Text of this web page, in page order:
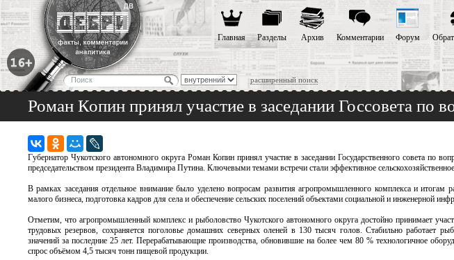
расширенный поиск
Главная Разделы Архив Комментарии Форум
Роман Копин принял участие в заседании Госсовета по
Губернатор Чукотского автономного округа Роман Копин принял участие в заседании Государственного совета по
председательством президента Владимира Путина. Ключевыми темами встречи стали эффективное
В рамках заседания отдельное внимание было уделено вопросам развития агропромышленного комплекса и
малого бизнеса, подготовка кадров для села и обеспечение сельских поселений объектами социальной и инженерной
Отметим, что агропромышленный комплекс и рыболовство Чукотского автономного округа достойно принимает
трудовых резервов, сохраняется поголовье домашних северных оленей в 130 тысяч голов. Стабильно работает
значений за последние 25 лет. Перерабатывающие производства, обновившие на более чем 80 % технологичное
спрос объёмом 4,5 тысяч тонн пищевой продукции.